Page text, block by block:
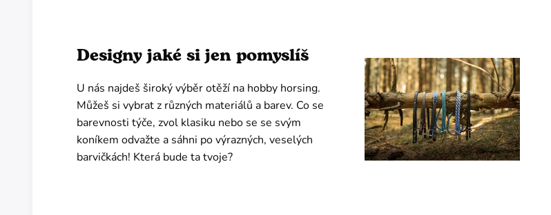
Designy jaké si jen pomyslíš
U nás najdeš široký výběr otěží na hobby horsing.
Můžeš si vybrat z různých materiálů a barev. Co se
barevnosti týče, zvol klasiku nebo se se svým
koníkem odvažte a sáhni po výrazných, veselých
barvičkách! Která bude ta tvoje?